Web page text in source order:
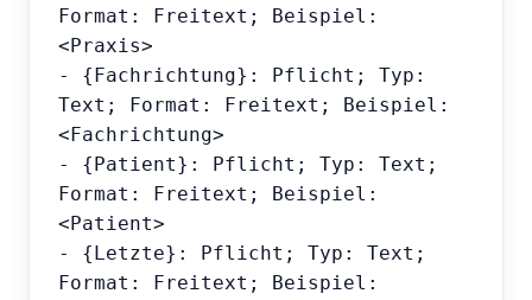
Format: Freitext; Beispiel:
<Praxis>
- {Fachrichtung}: Pflicht; Typ:
Text; Format: Freitext; Beispiel:
<Fachrichtung>
- {Patient}: Pflicht; Typ: Text;
Format: Freitext; Beispiel:
<Patient>
- {Letzte}: Pflicht; Typ: Text;
Format: Freitext; Beispiel: